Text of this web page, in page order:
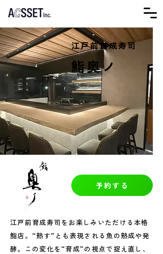
鮨奥ノ
江戸前育成寿司
予約する
江戸前育成寿司をお楽しみいただける本格
鮨店。“熟す”とも表現される魚の熟成や発
酵。この変化を“育成”の視点で捉え直し、